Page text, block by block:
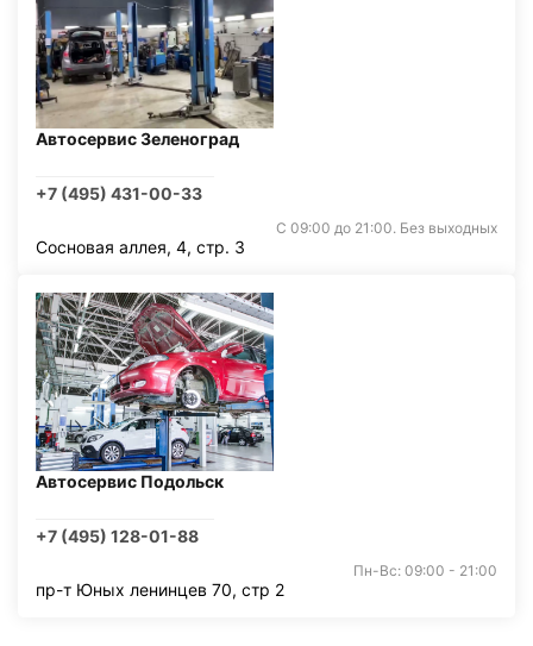
Автосервис Зеленоград
+7 (495) 431-00-33
С 09:00 до 21:00. Без выходных
Сосновая аллея, 4, стр. 3
Автосервис Подольск
+7 (495) 128-01-88
Пн-Вс: 09:00 - 21:00
пр-т Юных ленинцев 70, стр 2